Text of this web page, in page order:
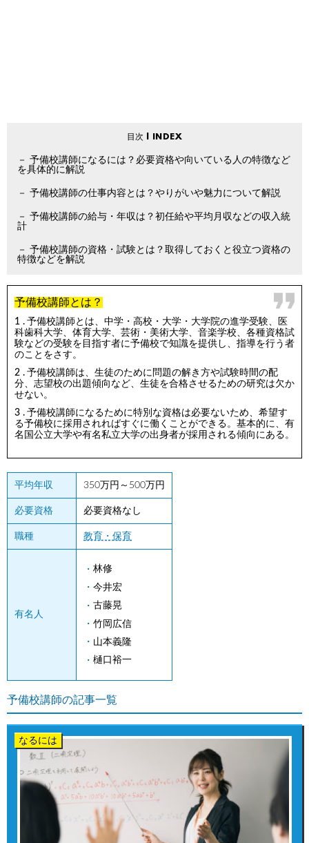
予備校講師になるには？必要資格や向いている人の特徴など
を具体的に解説
予備校講師の仕事内容とは？やりがいや魅力について解説
予備校講師の給与・年収は？初任給や平均月収などの収入統
計
予備校講師の資格・試験とは？取得しておくと役立つ資格の
特徴などを解説
予備校講師とは？
予備校講師とは、中学・高校・大学・大学院の進学受験、医
科歯科大学、体育大学、芸術・美術大学、音楽学校、各種資格試
験などの受験を目指す者に予備校で知識を提供し、指導を行う者
のことをさす。
予備校講師は、生徒のために問題の解き方や試験時間の配
分、志望校の出題傾向など、生徒を合格させるための研究は欠か
せない。
予備校講師になるために特別な資格は必要ないため、希望す
る予備校に採用されればすぐに働くことができる。基本的に、有
名国公立大学や有名私立大学の出身者が採用される傾向にある。
平均年収 350万円～500万円
必要資格 必要資格なし
職種 教育・保育
有名人
林修
今井宏
古藤晃
竹岡広信
山本義隆
樋口裕一
予備校講師の記事一覧
なるには